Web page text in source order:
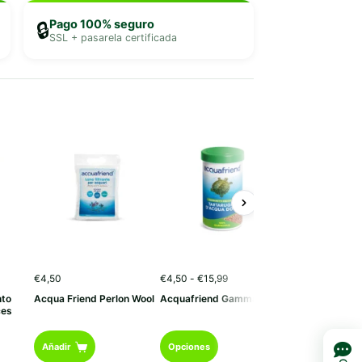
🔒Pago 100% seguro
SSL + pasarela certificada
€4,50
Acqua Friend Perlon Wool
Añadir
€4,50 - €15,99Rango
precios:
Acquafriend Gammarus
Opciones
Este
producto